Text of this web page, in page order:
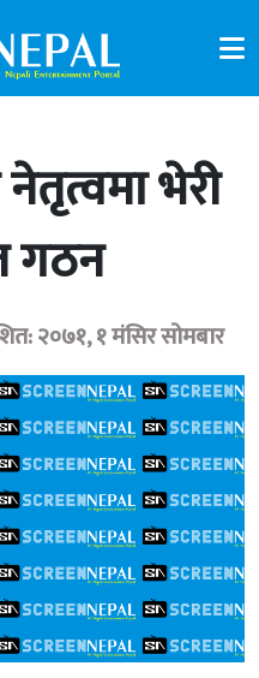
भेरी
गठन
२०७१, १ मंसिर सोमबार